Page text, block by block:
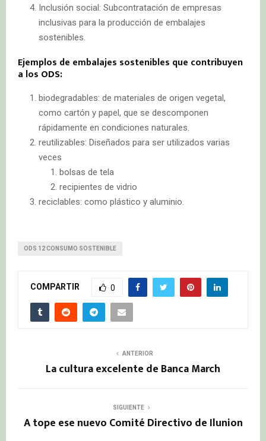
Inclusión social: Subcontratación de empresas
inclusivas para la producción de embalajes
sostenibles.
Ejemplos de embalajes sostenibles que contribuyen
a los ODS:
biodegradables: de materiales de origen vegetal,
como cartón y papel, que se descomponen
rápidamente en condiciones naturales.
reutilizables: Diseñados para ser utilizados varias
veces
bolsas de tela
recipientes de vidrio
reciclables: como plástico y aluminio.
ODS 12 CONSUMO SOSTENIBLE
COMPARTIR 0
ANTERIOR
La cultura excelente de Banca March
SIGUIENTE
A tope ese nuevo Comité Directivo de Ilunion